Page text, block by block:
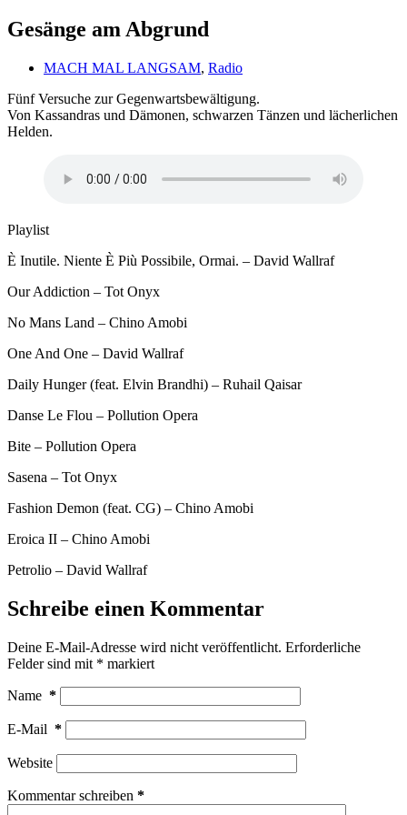
Gesänge am Abgrund
MACH MAL LANGSAM, Radio
Fünf Versuche zur Gegenwartsbewältigung.
Von Kassandras und Dämonen, schwarzen Tänzen und lächerlichen
Helden.
Playlist
È Inutile. Niente È Più Possibile, Ormai. – David Wallraf
Our Addiction – Tot Onyx
No Mans Land – Chino Amobi
One And One – David Wallraf
Daily Hunger (feat. Elvin Brandhi) – Ruhail Qaisar
Danse Le Flou – Pollution Opera
Bite – Pollution Opera
Sasena – Tot Onyx
Fashion Demon (feat. CG) – Chino Amobi
Eroica II – Chino Amobi
Petrolio – David Wallraf
Schreibe einen Kommentar
Deine E-Mail-Adresse wird nicht veröffentlicht. Erforderliche
Felder sind mit * markiert
Name *
E-Mail *
Website
Kommentar schreiben *